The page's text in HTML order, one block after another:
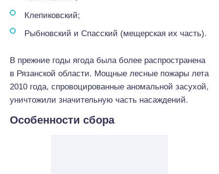
Клепиковский;
Рыбновский и Спасский (мещерская их часть).
В прежние годы ягода была более распространена
в Рязанской области. Мощные лесные пожары лета
2010 года, спровоцированные аномальной засухой,
уничтожили значительную часть насаждений.
Особенности сбора